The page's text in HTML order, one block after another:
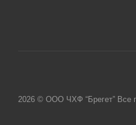
2026 © ООО ЧХФ “Брегет” Все